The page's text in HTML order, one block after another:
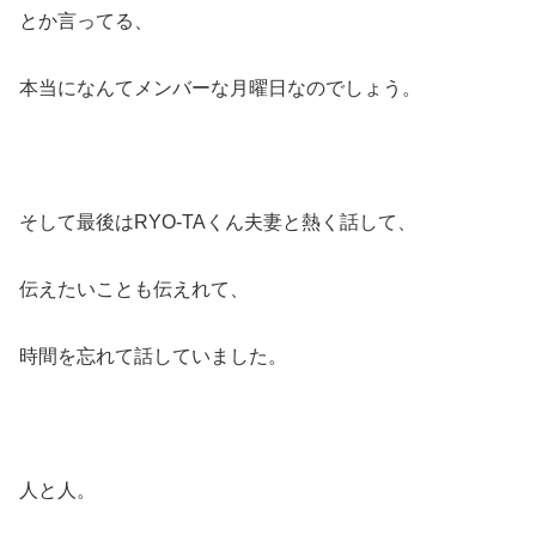
とか言ってる、
本当になんてメンバーな月曜日なのでしょう。
そして最後はRYO-TAくん夫妻と熱く話して、
伝えたいことも伝えれて、
時間を忘れて話していました。
人と人。